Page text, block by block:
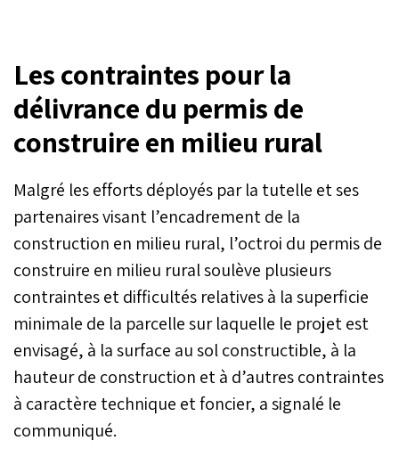
Les contraintes pour la
délivrance du permis de
construire en milieu rural
Malgré les efforts déployés par la tutelle et ses
partenaires visant l’encadrement de la
construction en milieu rural, l’octroi du permis de
construire en milieu rural soulève plusieurs
contraintes et difficultés relatives à la superficie
minimale de la parcelle sur laquelle le projet est
envisagé, à la surface au sol constructible, à la
hauteur de construction et à d’autres contraintes
à caractère technique et foncier, a signalé le
communiqué.